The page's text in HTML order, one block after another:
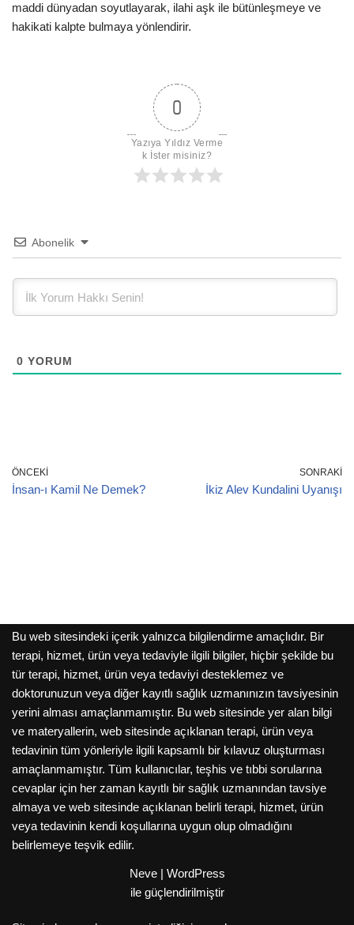
maddi dünyadan soyutlayarak, ilahi aşk ile bütünleşmeye ve
hakikati kalpte bulmaya yönlendirir.
0
Yazıya Yıldız Verme
k İster misiniz?
Abonelik
0 YORUM
ÖNCEKI
İnsan-ı Kamil Ne Demek?
SONRAKI
İkiz Alev Kundalini Uyanışı
Bu web sitesindeki içerik yalnızca bilgilendirme amaçlıdır. Bir
terapi, hizmet, ürün veya tedaviyle ilgili bilgiler, hiçbir şekilde bu
tür terapi, hizmet, ürün veya tedaviyi desteklemez ve
doktorunuzun veya diğer kayıtlı sağlık uzmanınızın tavsiyesinin
yerini alması amaçlanmamıştır. Bu web sitesinde yer alan bilgi
ve materyallerin, web sitesinde açıklanan terapi, ürün veya
tedavinin tüm yönleriyle ilgili kapsamlı bir kılavuz oluşturması
amaçlanmamıştır. Tüm kullanıcılar, teşhis ve tıbbi sorularına
cevaplar için her zaman kayıtlı bir sağlık uzmanından tavsiye
almaya ve web sitesinde açıklanan belirli terapi, hizmet, ürün
veya tedavinin kendi koşullarına uygun olup olmadığını
belirlemeye teşvik edilir.
Neve| WordPress
ile güçlendirilmiştir